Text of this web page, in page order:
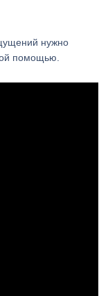
нужно
помощью.